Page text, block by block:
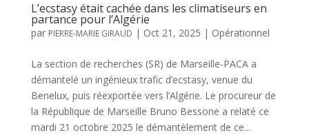
L’ecstasy était cachée dans les climatiseurs en
partance pour l’Algérie
par PIERRE-MARIE GIRAUD | Oct 21, 2025 | Opérationnel
La section de recherches (SR) de Marseille-PACA a
démantelé un ingénieux trafic d’ecstasy, venue du
Benelux, puis réexportée vers l’Algérie. Le procureur de
la République de Marseille Bruno Bessone a relaté ce
mardi 21 octobre 2025 le démantèlement de ce...